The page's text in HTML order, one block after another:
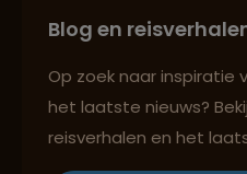
Persoonlijk en
Best beoordeelde
Blog en
Op zoek naar inspiratie
het laatste nieuws?
reisverhalen en het